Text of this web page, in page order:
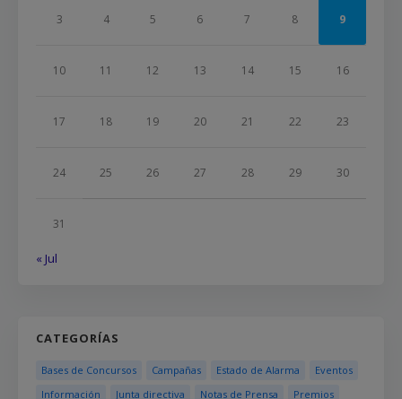
3 4 5 6 7 8 9
10 11 12 13 14 15 16
17 18 19 20 21 22 23
24 25 26 27 28 29 30
31
« Jul
CATEGORÍAS
Bases de Concursos Campañas Estado de Alarma
Eventos
Información
Junta directiva Notas de Prensa
Premios